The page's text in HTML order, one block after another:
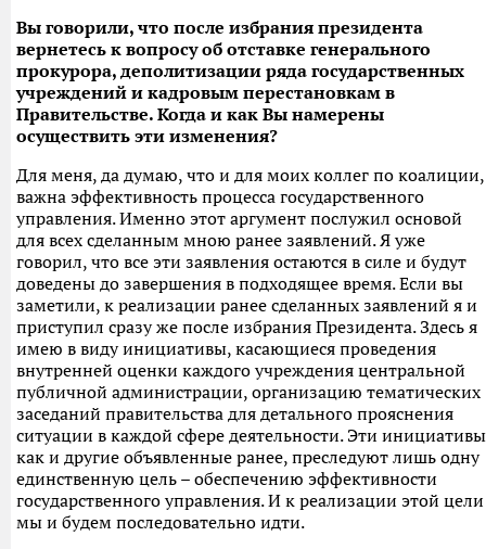
Вы говорили, что после избрания президента
вернетесь к вопросу об отставке генерального
прокурора, деполитизации ряда государственных
учреждений и кадровым перестановкам в
Правительстве. Когда и как Вы намерены
осуществить эти изменения?
Для меня, да думаю, что и для моих коллег по коалиции,
важна эффективность процесса государственного
управления. Именно этот аргумент послужил основой
для всех сделанным мною ранее заявлений. Я уже
говорил, что все эти заявления остаются в силе и будут
доведены до завершения в подходящее время. Если вы
заметили, к реализации ранее сделанных заявлений я и
приступил сразу же после избрания Президента. Здесь я
имею в виду инициативы, касающиеся проведения
внутренней оценки каждого учреждения центральной
публичной администрации, организацию тематических
заседаний правительства для детального прояснения
ситуации в каждой сфере деятельности. Эти
как и другие объявленные ранее, преследуют лишь одну
единственную цель – обеспечению эффективности
государственного управления. И к реализации этой цели
мы и будем последовательно идти.